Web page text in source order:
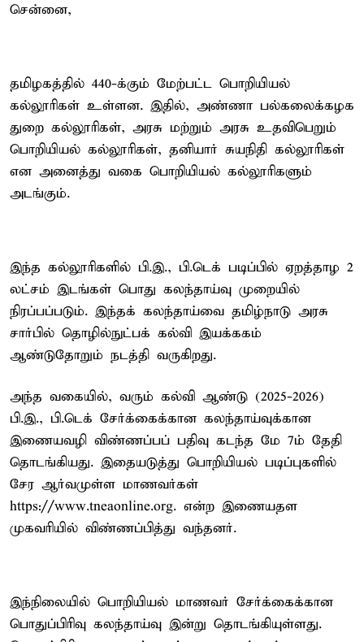
சென்னை,
தமிழகத்தில் 440-க்கும் மேற்பட்ட பொறியியல்
கல்லூரிகள் உள்ளன. இதில், அண்ணா பல்கலைக்கழக
துறை கல்லூரிகள், அரசு மற்றும் அரசு உதவிபெறும்
பொறியியல் கல்லூரிகள், தனியார் சுயநிதி கல்லூரிகள்
என அனைத்து வகை பொறியியல் கல்லூரிகளும்
அடங்கும்.
இந்த கல்லூரிகளில் பி.இ., பி.டெக் படிப்பில் ஏறத்தாழ 2
லட்சம் இடங்கள் பொது கலந்தாய்வு முறையில்
நிரப்பப்படும். இந்தக் கலந்தாய்வை தமிழ்நாடு அரசு
சார்பில் தொழில்நுட்பக் கல்வி இயக்ககம்
ஆண்டுதோறும் நடத்தி வருகிறது.
அந்த வகையில், வரும் கல்வி ஆண்டு (2025-2026)
பி.இ., பி.டெக் சேர்க்கைக்கான கலந்தாய்வுக்கான
இணையவழி விண்ணப்பப் பதிவு கடந்த மே 7ம் தேதி
தொடங்கியது. இதையடுத்து பொறியியல் படிப்புகளில்
சேர ஆர்வமுள்ள மாணவர்கள்
https://www.tneaonline.org. என்ற இணையதள
முகவரியில் விண்ணப்பித்து வந்தனர்.
இந்நிலையில் பொறியியல் மாணவர் சேர்க்கைக்கான
பொதுப்பிரிவு கலந்தாய்வு இன்று தொடங்கியுள்ளது.